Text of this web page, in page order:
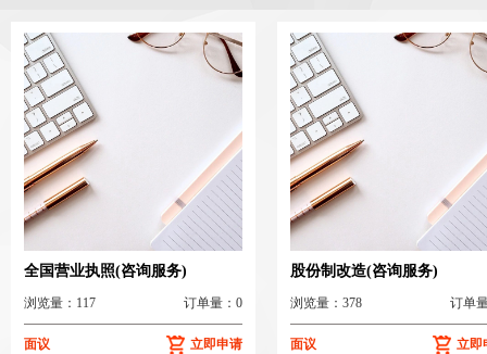
全国营业执照(咨询服务)
浏览量：117 订单量：0
面议 立即申请
股份制改造(咨询服务)
浏览量：378 订单
面议 立即